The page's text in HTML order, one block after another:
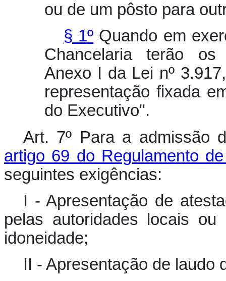
ou de um pôsto para
§ 1º Quando em
Chancelaria terão os
Anexo I da Lei nº
representação fixada
do Executivo".
Art. 7º Para a admissão
artigo 69 do Regulamento
seguintes exigências:
I - Apresentação de
pelas autoridades locais
idoneidade;
II - Apresentação de laudo